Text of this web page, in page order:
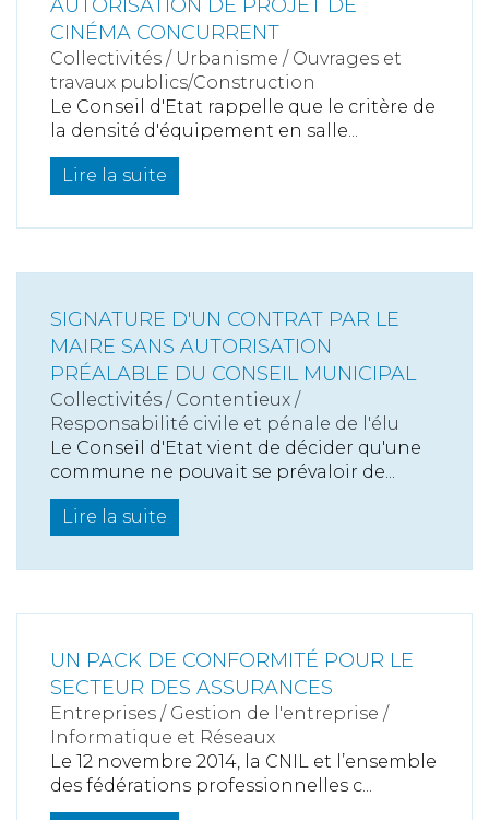
AUTORISATION DE PROJET DE
CINÉMA CONCURRENT
Collectivités / Urbanisme / Ouvrages et
travaux publics/Construction
Le Conseil d'Etat rappelle que le critère de
la densité d'équipement en salle...
Lire la suite
SIGNATURE D'UN CONTRAT PAR LE
MAIRE SANS AUTORISATION
PRÉALABLE DU CONSEIL MUNICIPAL
Collectivités / Contentieux /
Responsabilité civile et pénale de l'élu
Le Conseil d'Etat vient de décider qu'une
commune ne pouvait se prévaloir de...
Lire la suite
UN PACK DE CONFORMITÉ POUR LE
SECTEUR DES ASSURANCES
Entreprises / Gestion de l'entreprise /
Informatique et Réseaux
Le 12 novembre 2014, la CNIL et l’ensemble
des fédérations professionnelles c...